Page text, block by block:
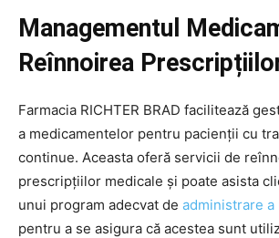
Managementul
Reînnoirea
Farmacia RICHTER BRAD facilitează
a medicamentelor pentru pacienții cu
continue. Aceasta oferă servicii de
prescripțiilor medicale și poate asista
unui program adecvat de administrare
pentru a se asigura că acestea sunt